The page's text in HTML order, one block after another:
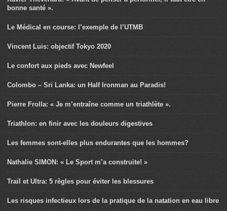
bonne santé ».
Le Médical en course: l’exemple de l’UTMB
Vincent Luis: objectif Tokyo 2020
Le confort aux pieds avec Newfeel
Colombo – Sri Lanka: un Half Ironman au Paradis!
Pierre Frolla: « Je m’entraîne comme un triathlète ».
Triathlon: en finir avec les douleurs digestives
Les femmes sont-elles plus endurantes que les hommes?
Nathalie SIMON: « Le Sport m’a construite! »
Trail et Ultra: 5 règles pour éviter les blessures
Les risques infectieux lors de la pratique de la natation en eau libre